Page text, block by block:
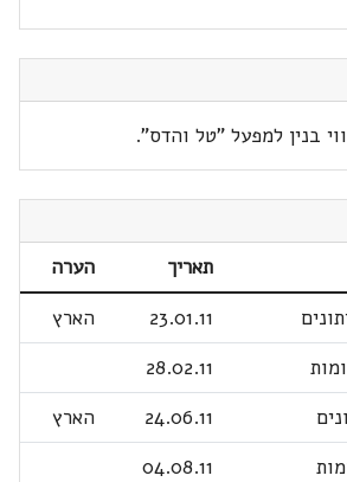
בנין למפעל "טל והדס".
תאריך
הערה
23.01.11
הארץ
28.02.11
24.06.11
הארץ
04.08.11